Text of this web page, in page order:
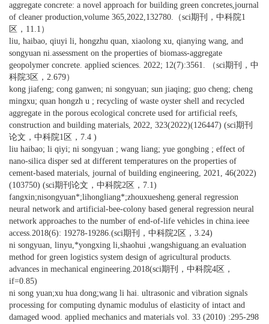
aggregate concrete: a novel approach for building green concretes,journal
of cleaner production,volume 365,2022,132780.（sci期刊，中科院1
区，11.1）
liu, haibao, qiuyi li, hongzhu quan, xiaolong xu, qianying wang, and
songyuan ni.assessment on the properties of biomass-aggregate
geopolymer concrete. applied sciences. 2022; 12(7):3561. （sci期刊，中
科院3区，2.679）
kong jiafeng; cong ganwen; ni songyuan; sun jiaqing; guo cheng; cheng
mingxu; quan hongzh u ; recycling of waste oyster shell and recycled
aggregate in the porous ecological concrete used for artificial reefs,
construction and building materials, 2022, 323(2022)(126447) (sci期刊
论文，中科院1区，7.4 )
liu haibao; li qiyi; ni songyuan ; wang liang; yue gongbing ; effect of
nano-silica disper sed at different temperatures on the properties of
cement-based materials, journal of building engineering, 2021, 46(2022)
(103750) (sci期刊论文，中科院2区，7.1)
fangxin;nisongyuan*;lihongliang*;zhouxuesheng.general regression
neural network and artificial-bee-colony based general regression neural
network approaches to the number of end-of-life vehicles in china.ieee
access.2018(6): 19278-19286.(sci期刊，中科院2区，3.24)
ni songyuan, linyu,*yongxing li,shaohui ,wangshiguang.an evaluation
method for green logistics system design of agricultural products.
advances in mechanical engineering.2018(sci期刊，中科院4区，
if=0.85)
ni song yuan;xu hua dong;wang li hai. ultrasonic and vibration signals
processing for computing dynamic modulus of elasticity of intact and
damaged wood. applied mechanics and materials vol. 33 (2010) :295-298